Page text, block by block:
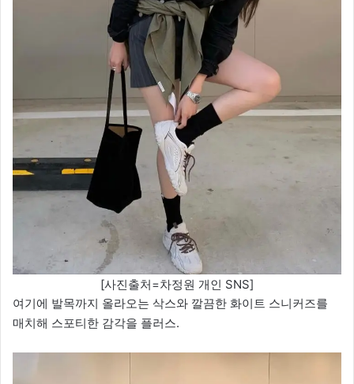
[사진출처=차정원 개인 SNS]
여기에 발목까지 올라오는 삭스와 깔끔한 화이트 스니커즈를
매치해 스포티한 감각을 플러스.